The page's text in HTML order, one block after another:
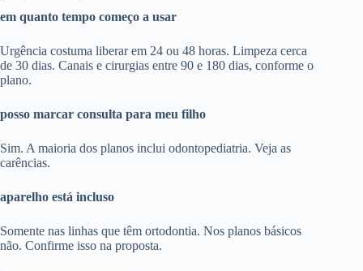
em quanto tempo começo a usar
Urgência costuma liberar em 24 ou 48 horas. Limpeza cerca
de 30 dias. Canais e cirurgias entre 90 e 180 dias, conforme o
plano.
posso marcar consulta para meu filho
Sim. A maioria dos planos inclui odontopediatria. Veja as
carências.
aparelho está incluso
Somente nas linhas que têm ortodontia. Nos planos básicos
não. Confirme isso na proposta.